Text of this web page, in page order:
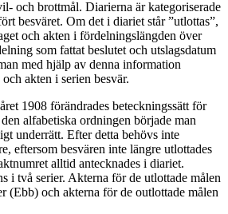
och brottmål. Diarierna är kategoriserade
besväret. Om det i diariet står ”utlottas”,
och akten i fördelningslängden över
som fattat beslutet och utslagsdatum
med hjälp av denna information
akten i serien besvär.
1908 förändrades beteckningssätt för
alfabetiska ordningen började man
underrätt. Efter detta behövs inte
eftersom besvären inte längre utlottades
alltid antecknades i diariet.
i två serier. Akterna för de utlottade målen
(Ebb) och akterna för de outlottade målen